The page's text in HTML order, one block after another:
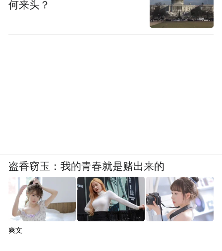
何来头？
盗香窃玉：我的青春就是赌出来的
爽文